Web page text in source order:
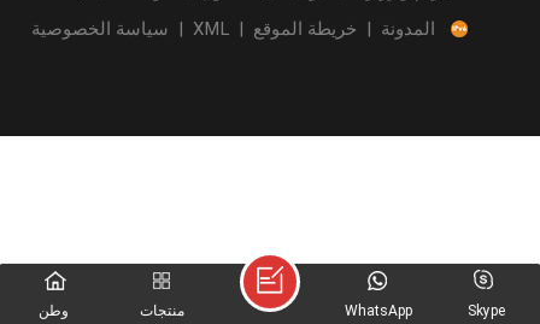
سياسة الخصوصية | XML | خريطة الموقع | المدونة
وطن منتجات Skype
WhatsApp